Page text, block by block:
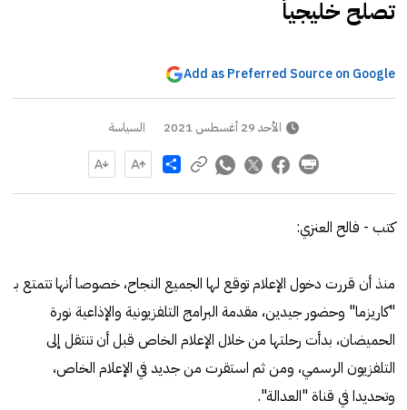
تصلح خليجياً
Add as Preferred Source on Google
الأحد 29 أغسطس 2021 السياسة
Share
كتب - فالح العنزي:
منذ أن قررت دخول الإعلام توقع لها الجميع النجاح، خصوصا أنها تتمتع بـ
"كاريزما" وحضور جيدين، مقدمة البرامج التلفزيونية والإذاعية نورة
الحميضان، بدأت رحلتها من خلال الإعلام الخاص قبل أن تنتقل إلى
التلفزيون الرسمي، ومن ثم استقرت من جديد في الإعلام الخاص،
وتحديدا في قناة "العدالة".